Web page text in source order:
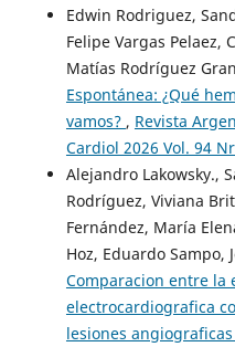
Edwin Rodriguez,
Felipe Vargas Pelaez,
Matías Rodríguez
Espontánea: ¿Qué
vamos? , Revista
Cardiol 2026 Vol. 94
Alejandro Lakowsky.,
Rodríguez, Viviana
Fernández, María
Hoz, Eduardo Sampo,
Comparacion entre la
electrocardiografica
lesiones